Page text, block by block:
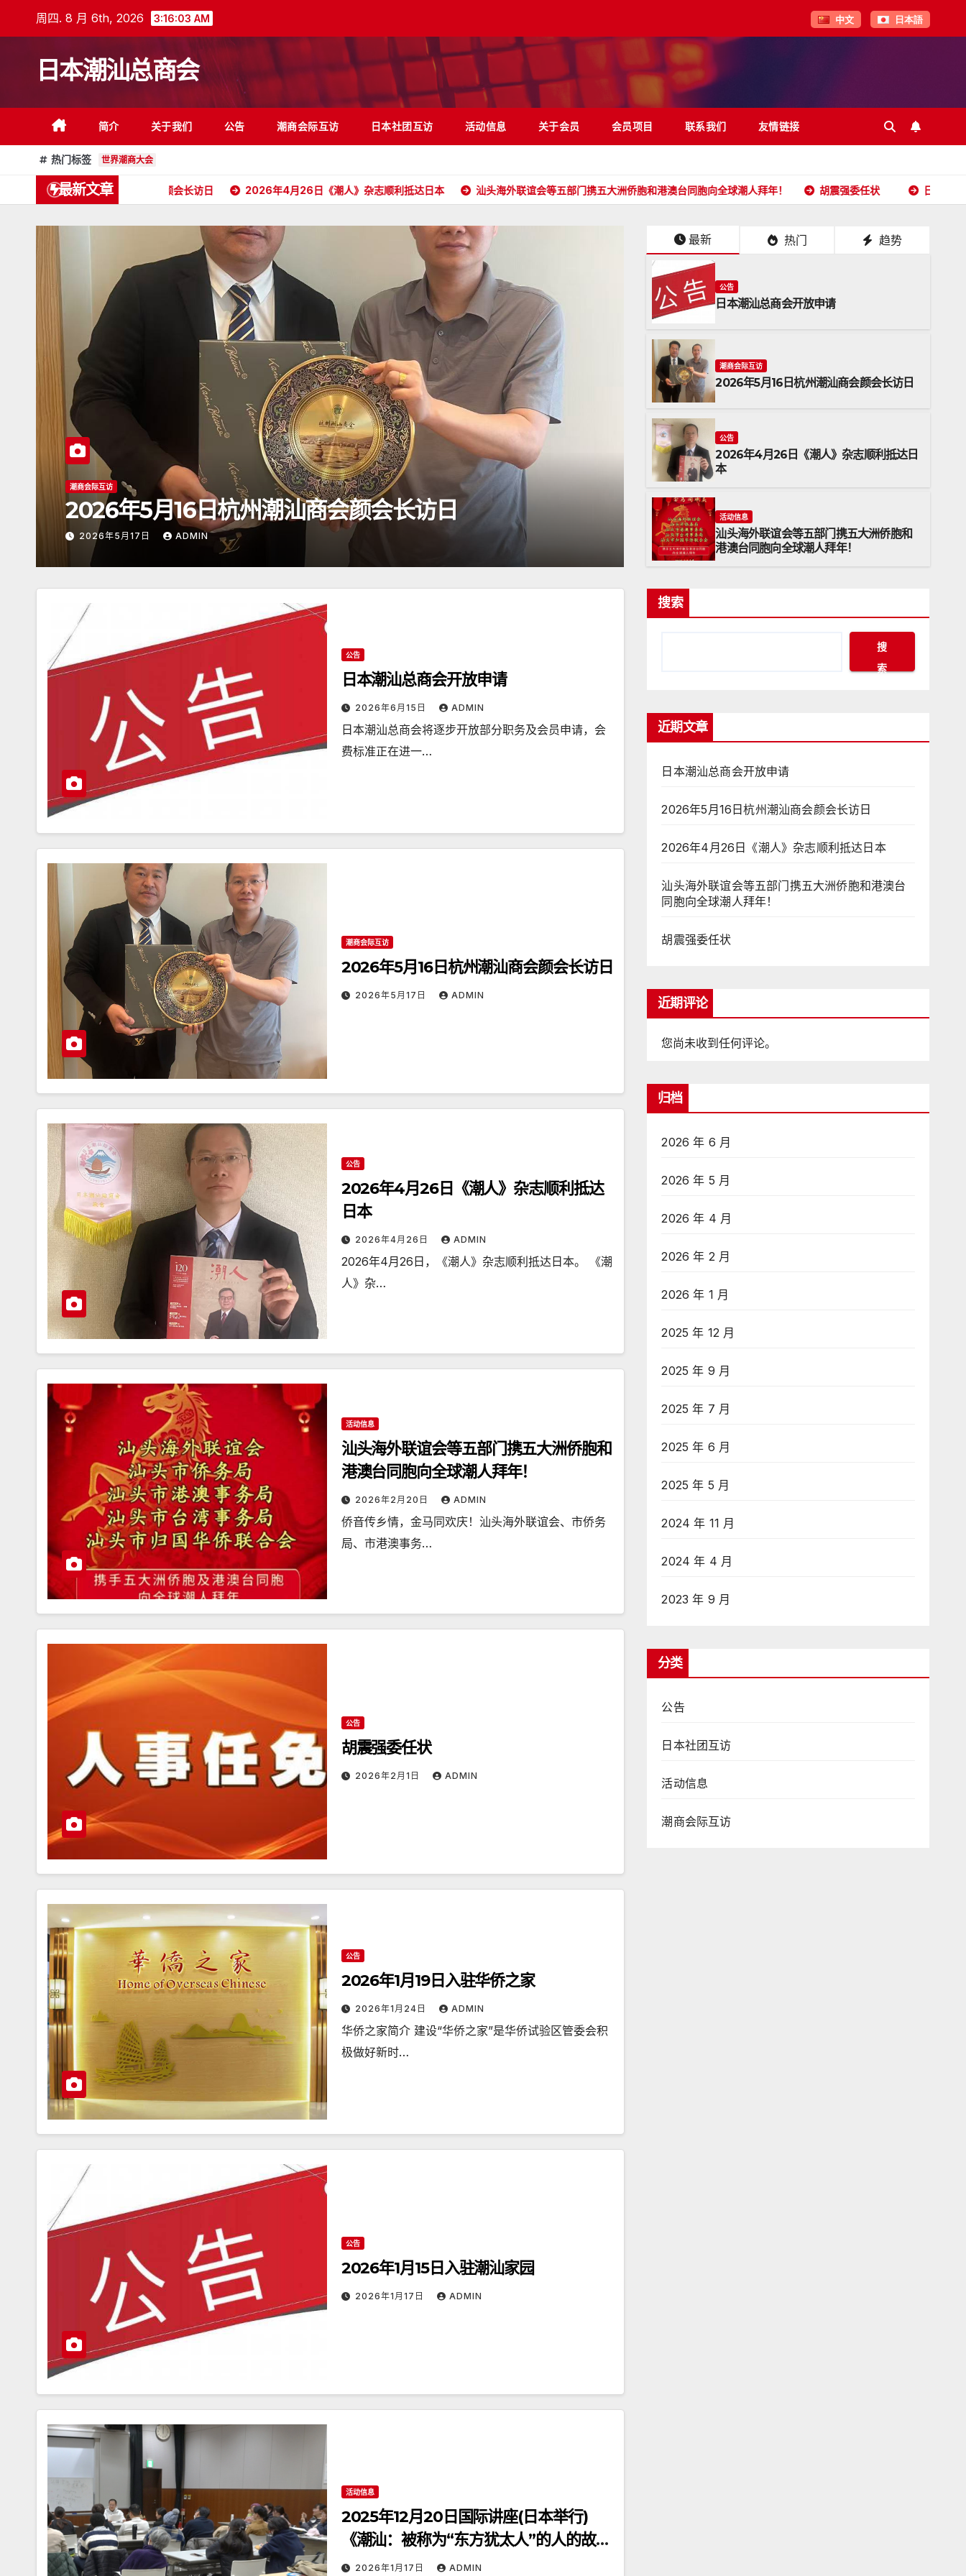
周四. 8 月 6th, 2026 3:16:04 AM 中文 日本語
日本潮汕总商会
简介 关于我们 公告 潮商会际互访 日本社团互访 活动信息 关于会员 会员项目 联系我们 友情链接
热门标签 世界潮商大会
最新文章
5月16日杭州潮汕商会颜会长访日 2026年4月26日《潮人》杂志顺利抵达日本 汕头海外联谊会等五部门携五大洲侨胞和港澳台同胞向全球潮人拜年！ 胡震强委任状 日本潮汕总商会开放
16日杭州潮汕商会颜会长访日
公告
2026年4月26日《潮人》杂志顺利抵达日本
2026年4月26日
最新 热门 趋势
公告
日本潮汕总商会开放申请
潮商会际互访
2026年5月16日杭州潮汕商会颜会长访日
公告
2026年4月26日《潮人》杂志顺利抵达日
本
活动信息
汕头海外联谊会等五部门携五大洲侨胞和
港澳台同胞向全球潮人拜年！
公告
日本潮汕总商会开放申请
2026年6月15日 ADMIN
日本潮汕总商会将逐步开放部分职务及会员申请，会
费标准正在进一…
潮商会际互访
2026年5月16日杭州潮汕商会颜会长访日
2026年5月17日 ADMIN
公告
2026年4月26日《潮人》杂志顺利抵达
日本
2026年4月26日 ADMIN
2026年4月26日，《潮人》杂志顺利抵达日本。 《潮
人》杂…
活动信息
汕头海外联谊会等五部门携五大洲侨胞和
港澳台同胞向全球潮人拜年！
2026年2月20日 ADMIN
侨音传乡情，金马同欢庆！汕头海外联谊会、市侨务
局、市港澳事务…
公告
胡震强委任状
2026年2月1日 ADMIN
公告
2026年1月19日入驻华侨之家
2026年1月24日 ADMIN
华侨之家简介 建设“华侨之家”是华侨试验区管委会积
极做好新时…
公告
2026年1月15日入驻潮汕家园
2026年1月17日 ADMIN
活动信息
2025年12月20日国际讲座(日本举行)
《潮汕：被称为“东方犹太人”的人的故
乡》2026年1月17日 ADMIN
搜索
搜
索
近期文章
日本潮汕总商会开放申请
2026年5月16日杭州潮汕商会颜会长访日
2026年4月26日《潮人》杂志顺利抵达日本
汕头海外联谊会等五部门携五大洲侨胞和港澳台
同胞向全球潮人拜年！
胡震强委任状
近期评论
您尚未收到任何评论。
归档
2026 年 6 月
2026 年 5 月
2026 年 4 月
2026 年 2 月
2026 年 1 月
2025 年 12 月
2025 年 9 月
2025 年 7 月
2025 年 6 月
2025 年 5 月
2024 年 11 月
2024 年 4 月
2023 年 9 月
分类
公告
日本社团互访
活动信息
潮商会际互访